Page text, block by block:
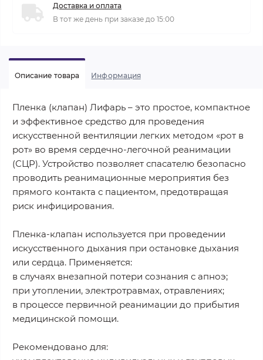
Доставка и оплата
В тот же день при заказе до 15:00
Описание товара Информация
Пленка (клапан) Лифарь – это простое, компактное
и эффективное средство для проведения
искусственной вентиляции легких методом «рот в
рот» во время сердечно-легочной реанимации
(СЦР). Устройство позволяет спасателю безопасно
проводить реанимационные мероприятия без
прямого контакта с пациентом, предотвращая
риск инфицирования.
Пленка-клапан используется при проведении
искусственного дыхания при остановке дыхания
или сердца. Применяется:
в случаях внезапной потери сознания с апноэ;
при утоплении, электротравмах, отравлениях;
в процессе первичной реанимации до прибытия
медицинской помощи.
Рекомендовано для: